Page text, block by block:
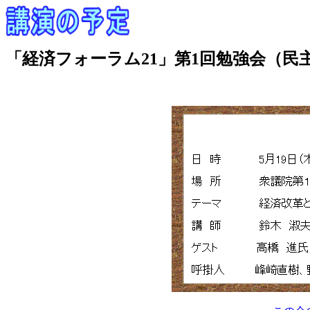
「経済フォーラム21」第1回勉強会（民